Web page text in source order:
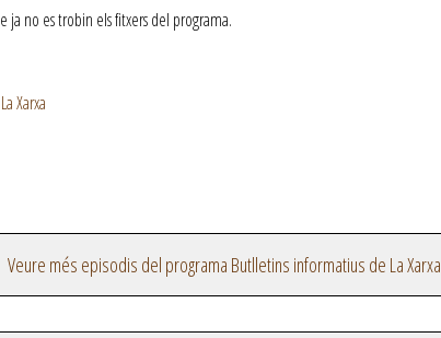
ja no es trobin els fitxers del programa.
Xarxa
Veure més episodis del programa Butlletins informatius de La Xarxa